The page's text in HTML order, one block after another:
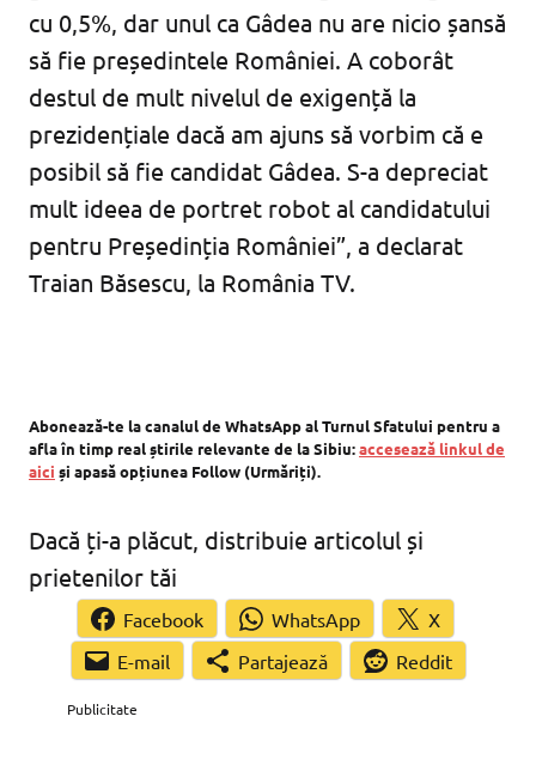
cu 0,5%, dar unul ca Gâdea nu are nicio șansă
să fie președintele României. A coborât
destul de mult nivelul de exigență la
prezidențiale dacă am ajuns să vorbim că e
posibil să fie candidat Gâdea. S-a depreciat
mult ideea de portret robot al candidatului
pentru Președinția României”, a declarat
Traian Băsescu, la România TV.
Abonează-te la canalul de WhatsApp al Turnul Sfatului pentru a
afla în timp real știrile relevante de la Sibiu:accesează linkul de
aici și apasă opțiunea Follow (Urmăriți).
Dacă ți-a plăcut, distribuie articolul și
prietenilor tăi
Facebook WhatsApp
X
Partajează
Reddit
Publicitate